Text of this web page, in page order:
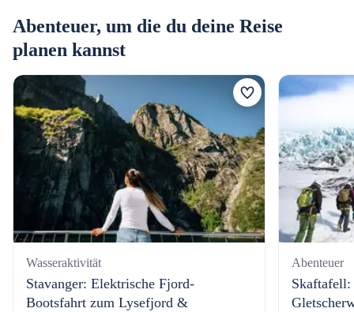
Abenteuer, um die du deine Reise
planen kannst
Wasseraktivität
Stavanger: Elektrische Fjord-
Bootsfahrt zum Lysefjord &
Abenteuer